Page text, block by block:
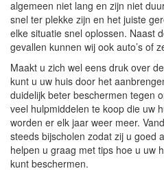
algemeen niet lang en zijn niet
snel ter plekke zijn en het juiste
elke situatie snel oplossen. Naast
gevallen kunnen wij ook auto’s of
Maakt u zich wel eens druk over
kunt u uw huis door het
duidelijk beter beschermen tegen
veel hulpmiddelen te koop die uw
worden er elk jaar weer meer.
steeds bijscholen zodat zij u goed
helpen u graag met tips hoe u uw
kunt beschermen.